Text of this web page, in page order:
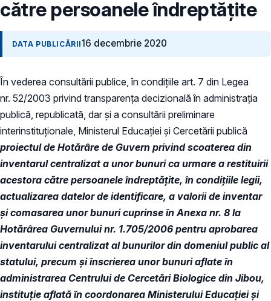
către persoanele îndreptățite
DATA PUBLICĂRII16 decembrie 2020
În vederea consultării publice, în condiţiile art. 7 din Legea
nr. 52/2003 privind transparenţa decizională în administraţia
publică, republicată, dar și a consultării preliminare
interinstituționale, Ministerul Educaţiei și Cercetării publică
proiectul de Hotărâre de Guvern privind scoaterea din
inventarul centralizat a unor bunuri ca urmare a restituirii
acestora către persoanele îndreptățite, în condiţiile legii,
actualizarea datelor de identificare, a valorii de inventar
şi comasarea unor bunuri cuprinse în Anexa nr. 8 la
Hotărârea Guvernului nr. 1.705/2006 pentru aprobarea
inventarului centralizat al bunurilor din domeniul public al
statului, precum şi înscrierea unor bunuri aflate în
administrarea Centrului de Cercetări Biologice din Jibou,
instituție aflată în coordonarea Ministerului Educației și